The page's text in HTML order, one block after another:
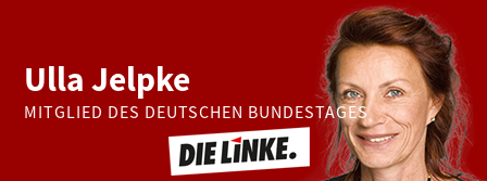
Ulla Jelpke
MITGLIED DES DEUTSCHEN BUNDESTAGES